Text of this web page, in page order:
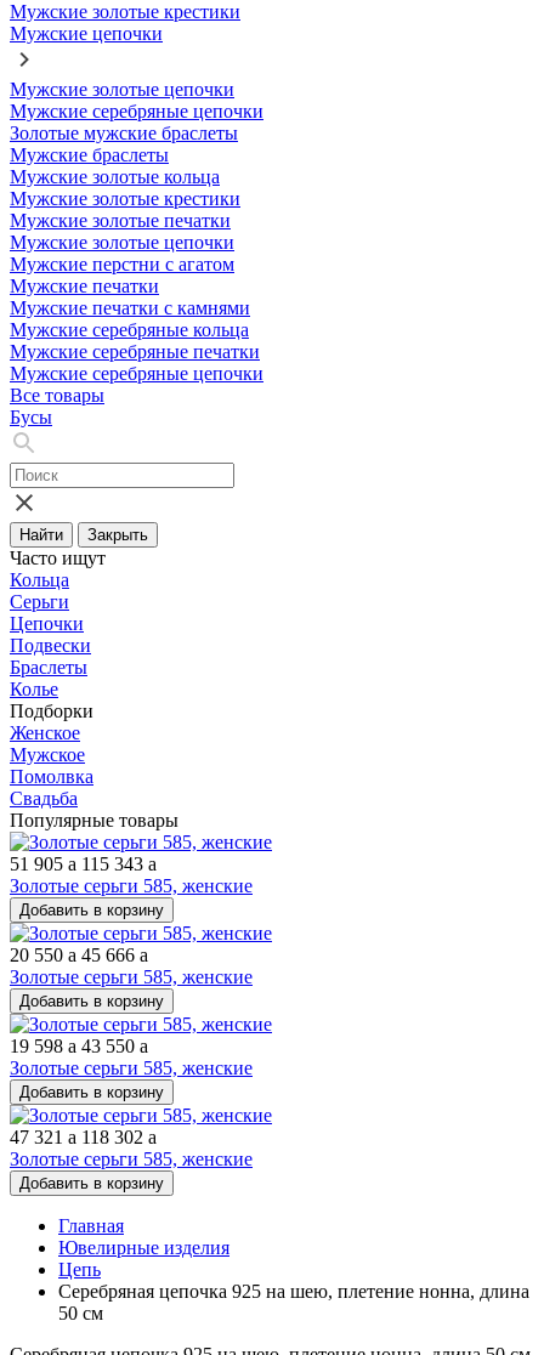
Мужские золотые крестики
Мужские цепочки
Мужские золотые цепочки
Мужские серебряные цепочки
Золотые мужские браслеты
Мужские браслеты
Мужские золотые кольца
Мужские золотые крестики
Мужские золотые печатки
Мужские золотые цепочки
Мужские перстни с агатом
Мужские печатки
Мужские печатки с камнями
Мужские серебряные кольца
Мужские серебряные печатки
Мужские серебряные цепочки
Все товары
Бусы
Найти Закрыть
Часто ищут
Кольца
Серьги
Цепочки
Подвески
Браслеты
Колье
Подборки
Женское
Мужское
Помолвка
Свадьба
Популярные товары
51 905 a 115 343 a
Золотые серьги 585, женские
Добавить в корзину
20 550 a 45 666 a
Золотые серьги 585, женские
Добавить в корзину
19 598 a 43 550 a
Золотые серьги 585, женские
Добавить в корзину
47 321 a 118 302 a
Золотые серьги 585, женские
Добавить в корзину
Главная
Ювелирные изделия
Цепь
Серебряная цепочка 925 на шею, плетение нонна, длина
50 см